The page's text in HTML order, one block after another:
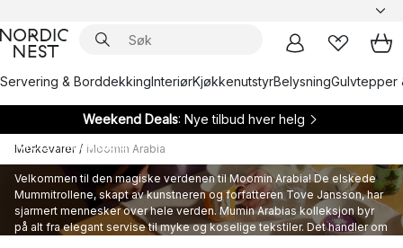
Servering & BorddekkingInteriørKjøkkenutstyrBelysningGulvtepper
Weekend Deals: Nye tilbud hver helg
Merkevarer / Moomin Arabia
Moomin Arabia
Velkommen til den magiske verdenen til Moomin Arabia! De elskede
Mummitrollene, skapt av kunstneren og forfatteren Tove Jansson, har
sjarmert mennesker over hele verden. Mumin Arabias kolleksjon byr
på alt fra elegant servise til myke og koselige tekstiler. Det handler om